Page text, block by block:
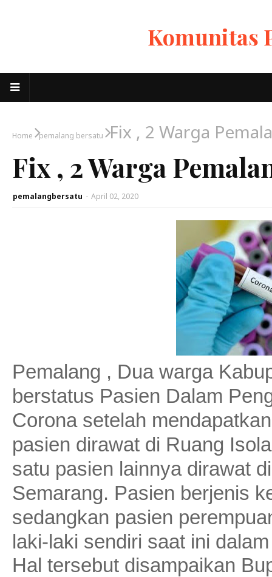
Komunitas
Home pemalang bersatu Fix , 2 Warga
Fix , 2 Warga
pemalangbersatu - April 02, 2020
Pemalang , Dua warga
berstatus Pasien Dalam
Corona setelah
pasien dirawat di Ruang
satu pasien lainnya dirawat
Semarang. Pasien berjenis
sedangkan pasien
laki-laki sendiri saat ini
Hal tersebut disampaikan